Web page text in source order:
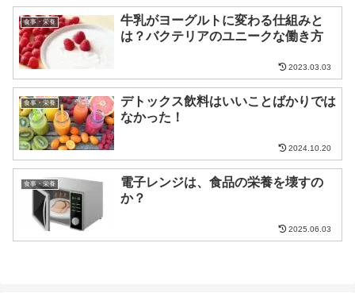
食事・栄養
牛乳がヨーグルトに変わる仕組みと
は？バクテリアのユニークな働き方
2023.03.03
食事・栄養
デトックス飲料はいいことばかりでは
なかった！
2024.10.20
食事・栄養
電子レンジは、食品の栄養を壊すの
か？
2025.06.03